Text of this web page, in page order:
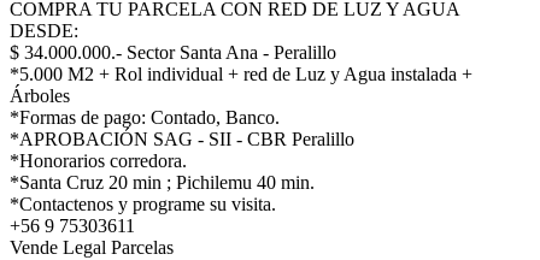
COMPRA TU PARCELA CON RED DE LUZ Y AGUA
DESDE:
$ 34.000.000.- Sector Santa Ana - Peralillo
*5.000 M2 + Rol individual + red de Luz y Agua instalada +
Árboles
*Formas de pago: Contado, Banco.
*APROBACIÓN SAG - SII - CBR Peralillo
*Honorarios corredora.
*Santa Cruz 20 min ; Pichilemu 40 min.
*Contactenos y programe su visita.
+56 9 75303611
Vende Legal Parcelas